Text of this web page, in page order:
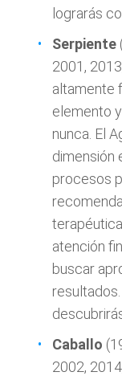
lograrás
Serpiente
2001,
altamente
elemento
nunca. El
dimensión
procesos
atención
buscar
Caballo
2002,